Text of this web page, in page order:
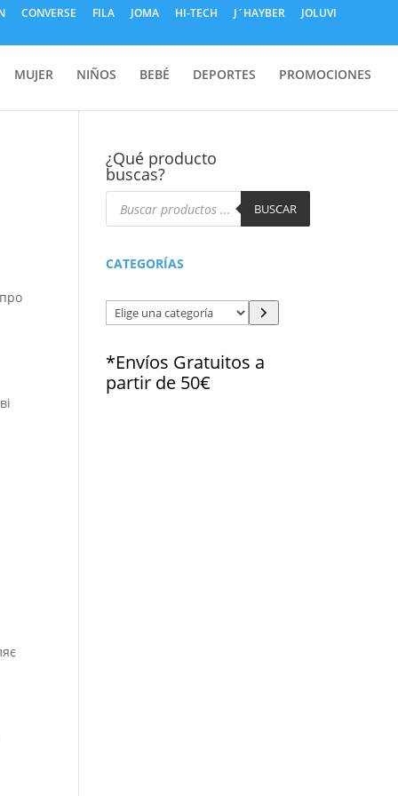
CONVERSE FILA JOMA HI-TECH J´HAYBER
JOLUVI
MUJER NIÑOS BEBÉ DEPORTES PROMOCIONES
¿Qué producto
buscas?
Búsqueda
productos
BUSCAR
CATEGORÍAS
Elige
una
*Envíos Gratuitos a
partir de 50€